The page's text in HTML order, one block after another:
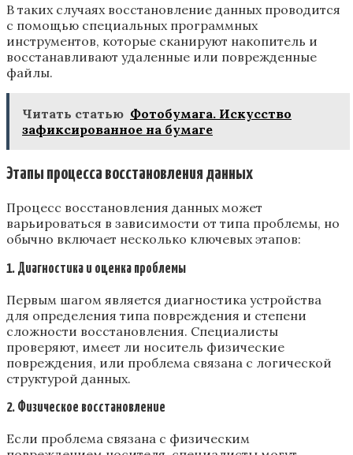
В таких случаях восстановление данных проводится
с помощью специальных программных
инструментов, которые сканируют накопитель и
восстанавливают удаленные или поврежденные
файлы.
Читать статью Фотобумага. Искусство
зафиксированное на бумаге
Этапы процесса восстановления данных
Процесс восстановления данных может
варьироваться в зависимости от типа проблемы, но
обычно включает несколько ключевых этапов:
1. Диагностика и оценка проблемы
Первым шагом является диагностика устройства
для определения типа повреждения и степени
сложности восстановления. Специалисты
проверяют, имеет ли носитель физические
повреждения, или проблема связана с логической
структурой данных.
2. Физическое восстановление
Если проблема связана с физическим